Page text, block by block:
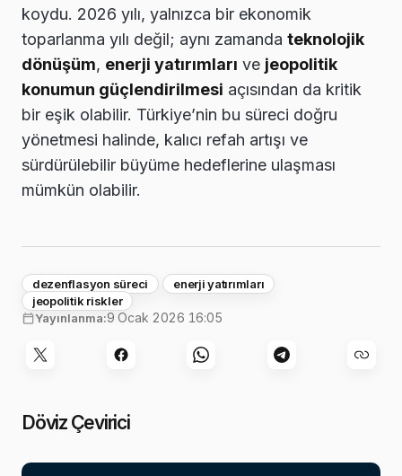
koydu. 2026 yılı, yalnızca bir ekonomik
toparlanma yılı değil; aynı zamanda teknolojik
dönüşüm, enerji yatırımları ve jeopolitik
konumun güçlendirilmesi açısından da kritik
bir eşik olabilir. Türkiye’nin bu süreci doğru
yönetmesi halinde, kalıcı refah artışı ve
sürdürülebilir büyüme hedeflerine ulaşması
mümkün olabilir.
dezenflasyon süreci
enerji yatırımları
jeopolitik riskler
Yayınlanma:9 Ocak 2026 16:05
Döviz Çevirici